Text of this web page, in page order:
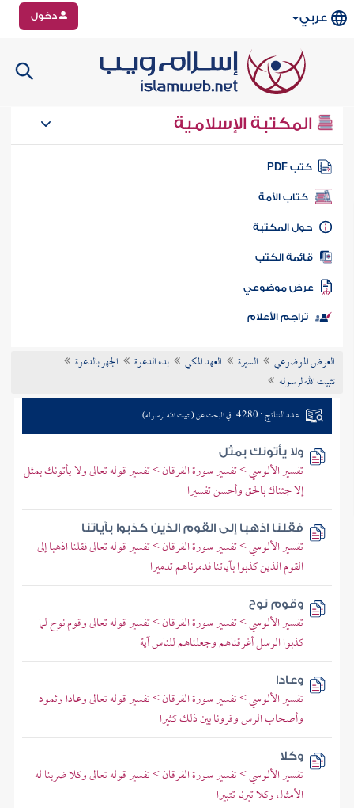
عربي دخول
المكتبة الإسلامية
كتب PDF
كتاب الأمة
المكتبة
الكتب
موضوعي
تراجم الأعلام
العرض الموضوعي السيرة العهد المكي بدء الدعوة
الجهر بالدعوة
تثبيت الله لرسوله
عدد النتائج : 4280 في البحث عن (تثبيت الله لرسوله)
ولا يأتونك بمثل
تفسير الألوسي > تفسير سورة الفرقان > تفسير قوله تعالى ولا يأتونك بمثل
إلا جئناك بالحق وأحسن تفسيرا
فقلنا اذهبا إلى القوم الذين كذبوا بآياتنا
تفسير الألوسي > تفسير سورة الفرقان > تفسير قوله تعالى فقلنا اذهبا إلى
القوم الذين كذبوا بآياتنا فدمرناهم تدميرا
وقوم نوح
تفسير الألوسي > تفسير سورة الفرقان > تفسير قوله تعالى وقوم نوح لما
كذبوا الرسل أغرقناهم وجعلناهم للناس آية
وعادا
تفسير الألوسي > تفسير سورة الفرقان > تفسير قوله تعالى وعادا وثمود
وأصحاب الرس وقرونا بين ذلك كثيرا
وكلا
تفسير الألوسي > تفسير سورة الفرقان > تفسير قوله تعالى وكلا ضربنا له
الأمثال وكلا تبرنا تتبيرا